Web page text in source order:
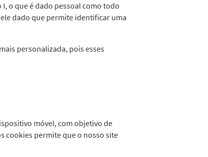
o que é dado pessoal como todo
dado que permite identificar uma
personalizada, pois esses
móvel, com objetivo de
cookies permite que o nosso site